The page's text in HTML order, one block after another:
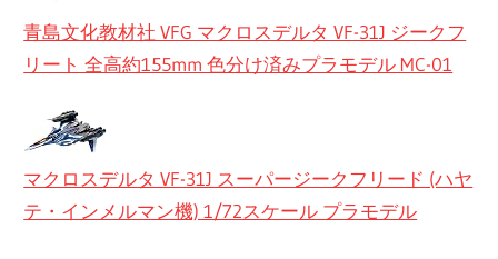
青島文化教材社 VFG マクロスデルタ VF-31J ジークフ
リート 全高約155mm 色分け済みプラモデル MC-01
マクロスデルタ VF-31J スーパージークフリード (ハヤ
テ・インメルマン機) 1/72スケール プラモデル